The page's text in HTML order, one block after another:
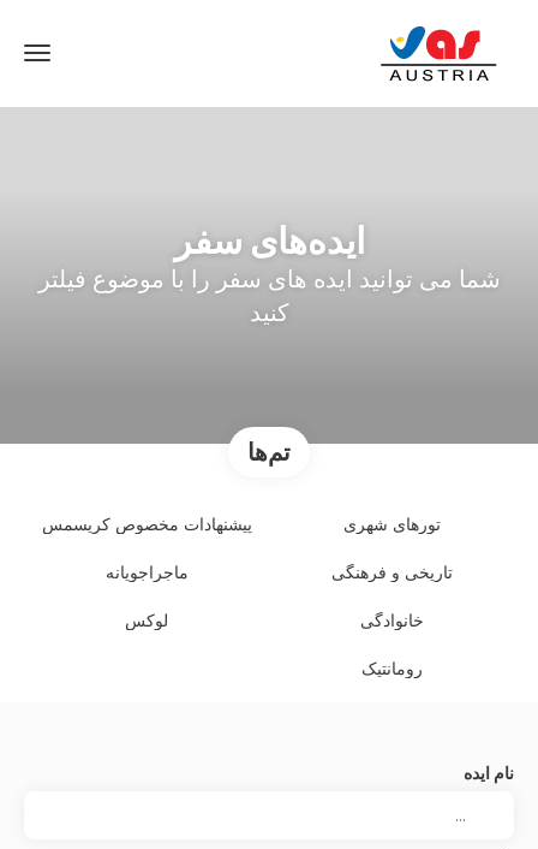
ایده‌های سفر
شما می توانید ایده های سفر را با موضوع فیلتر
کنید
تم‌ها
تورهای شهری
پیشنهادات مخصوص کریسمس
تاریخی و فرهنگی
ماجراجویانه
خانوادگی
لوکس
رومانتیک
نام ایده